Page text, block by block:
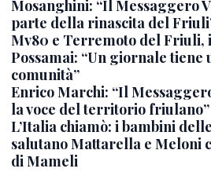
Mosanghini: “Il Messaggero
parte della rinascita del
Mv80 e Terremoto del Friuli,
Possamai: “Un giornale tiene
comunità”
Enrico Marchi: “Il
la voce del territorio friulano”
L’Italia chiamò: i bambini
salutano Mattarella e Meloni
di Mameli